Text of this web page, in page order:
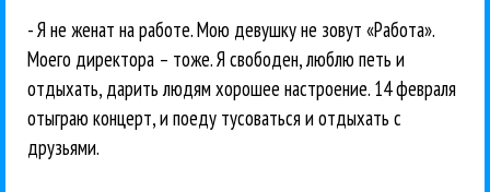
- Я не женат на работе. Мою девушку не зовут «Работа».
Моего директора – тоже. Я свободен, люблю петь и
отдыхать, дарить людям хорошее настроение. 14 февраля
отыграю концерт, и поеду тусоваться и отдыхать с
друзьями.